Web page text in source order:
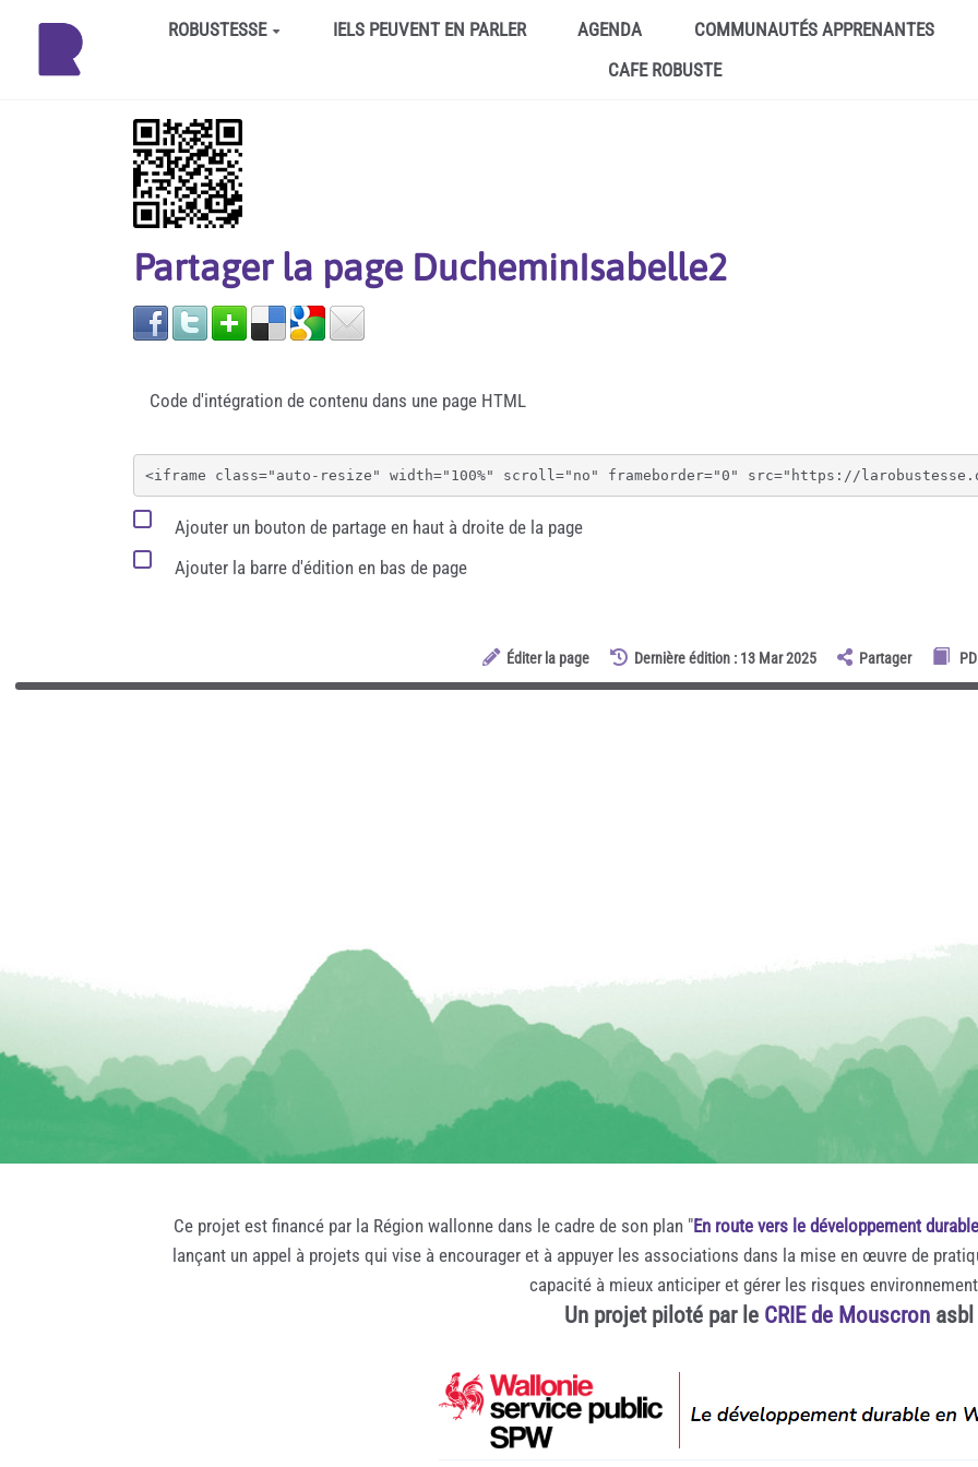
Aller au contenu principalROBUSTESSE IELS PEUVENT EN PARLER AGENDA
COMMUNAUTÉS APPRENANTES
CAFE ROBUSTE
Partager la page DucheminIsabelle2
Code d'intégration de contenu dans une page HTML
Ajouter un bouton de partage en haut à droite de la page
Ajouter la barre d'édition en bas de page
Éditer la page Dernière édition : 13 Mar 2025 Partager
Ce projet est financé par la Région wallonne dans le cadre de son plan "En route vers le développement durable
lançant un appel à projets qui vise à encourager et à appuyer les associations dans la mise en œuvre de
capacité à mieux anticiper et gérer les risques
Un projet piloté par le CRIE de Mouscronasbl